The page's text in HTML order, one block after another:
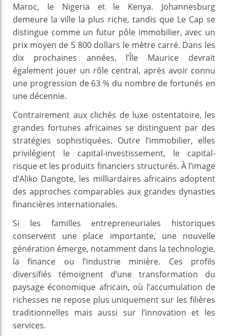
Maroc, le Nigeria et le Kenya. Johannesburg
demeure la ville la plus riche, tandis que Le Cap se
distingue comme un futur pôle immobilier, avec un
prix moyen de 5 800 dollars le mètre carré. Dans les
dix prochaines années, l’Île Maurice devrait
également jouer un rôle central, après avoir connu
une progression de 63 % du nombre de fortunés en
une décennie.
Contrairement aux clichés de luxe ostentatoire, les
grandes fortunes africaines se distinguent par des
stratégies sophistiquées. Outre l’immobilier, elles
privilégient le capital-investissement, le capital-
risque et les produits financiers structurés. À l’image
d’Aliko Dangote, les milliardaires africains adoptent
des approches comparables aux grandes dynasties
financières internationales.
Si les familles entrepreneuriales historiques
conservent une place importante, une nouvelle
génération émerge, notamment dans la technologie,
la finance ou l’industrie minière. Ces profils
diversifiés témoignent d’une transformation du
paysage économique africain, où l’accumulation de
richesses ne repose plus uniquement sur les filières
traditionnelles mais aussi sur l’innovation et les
services.